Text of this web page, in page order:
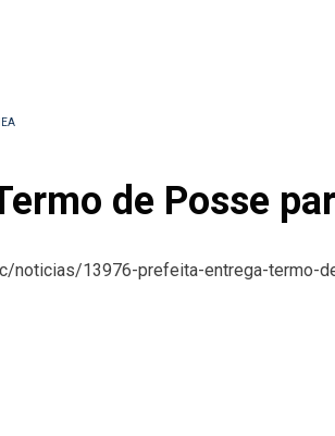
de Posse
noticias/13976-prefeita-entrega-termo-